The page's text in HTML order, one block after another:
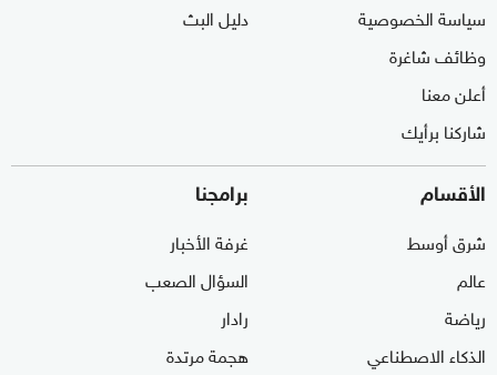
سياسة الخصوصية
وظائف شاغرة
أعلن معنا
شاركنا برأيك
دليل البث
الأقسام
شرق أوسط
عالم
رياضة
الذكاء الاصطناعي
برامجنا
غرفة الأخبار
السؤال الصعب
رادار
هجمة مرتدة